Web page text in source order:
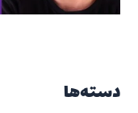
دسته‌ها